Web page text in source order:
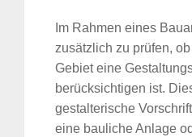
Im Rahmen eines
zusätzlich zu prüfen,
Gebiet eine
berücksichtigen ist.
gestalterische
eine bauliche Anlage